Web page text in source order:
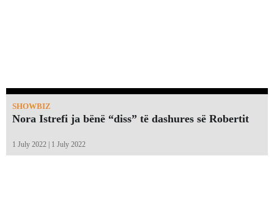
SHOWBIZ
Nora Istrefi ja bënë “diss” të dashures së Robertit
1 July 2022 | 1 July 2022